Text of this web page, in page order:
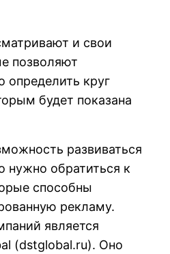
и свои
позволяют
определить круг
будет показана
развиваться
нужно обратиться к
способны
рекламу.
является
(dstglobal.ru). Оно